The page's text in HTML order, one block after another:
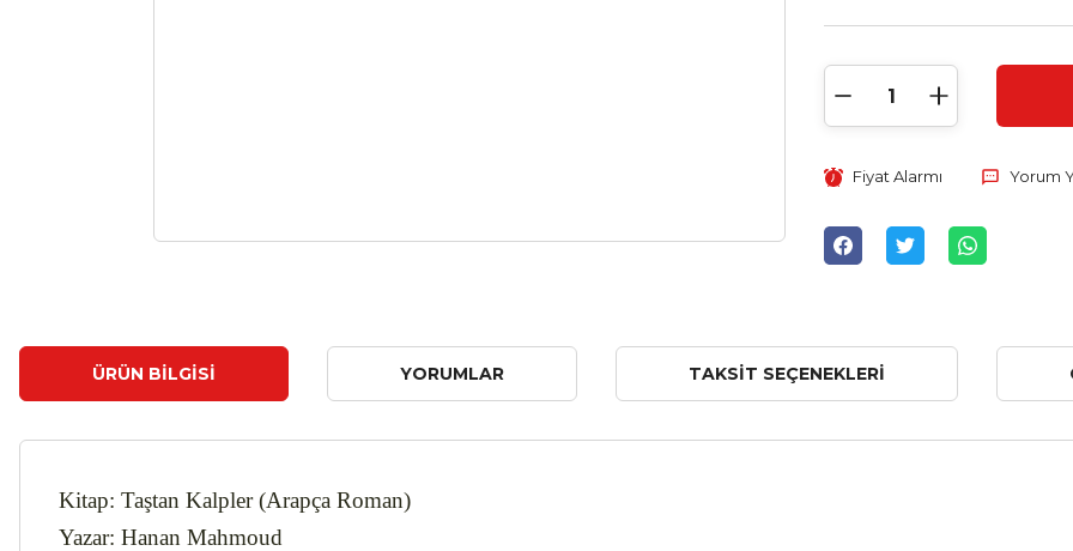
Fiyat Alarmı Yorum
ÜRÜN BILGISI YORUMLAR TAKSIT SEÇENEKLERI
Kitap: Taştan Kalpler (Arapça Roman)
Yazar: Hanan Mahmoud